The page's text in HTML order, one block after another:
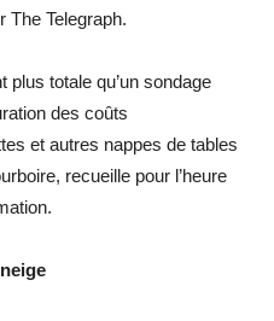
The Telegraph.
plus totale qu’un sondage
des coûts
et autres nappes de tables
recueille pour l’heure